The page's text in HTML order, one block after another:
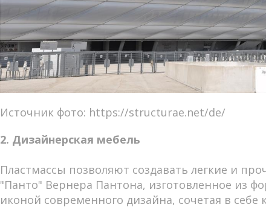
Источник фото: https://structurae.net/de/
2. Дизайнерская мебель
Пластмассы позволяют создавать легкие и
"Панто" Вернера Пантона, изготовленное из
иконой современного дизайна, сочетая в себе